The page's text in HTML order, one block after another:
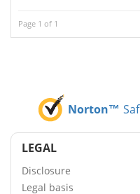
Page 1 of 1
Norton™
LEGAL
Disclosure
Legal basis